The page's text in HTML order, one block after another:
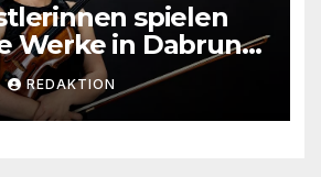
spielen
Werke in Dabruner
REDAKTION